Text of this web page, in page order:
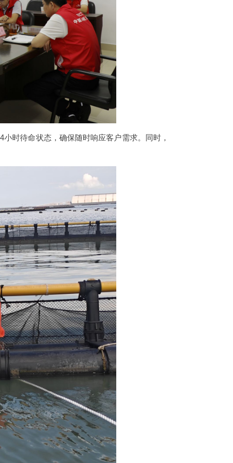
时待命状态，确保随时响应客户需求。同时，